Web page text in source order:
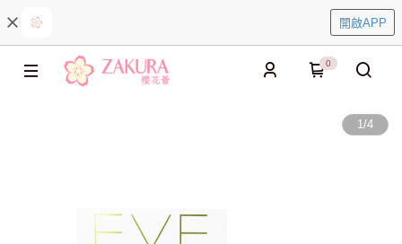
開啟APP
0
1/4